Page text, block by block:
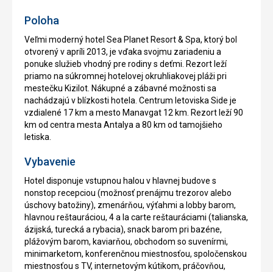
Poloha
Veľmi moderný hotel Sea Planet Resort & Spa, ktorý bol
otvorený v apríli 2013, je vďaka svojmu zariadeniu a
ponuke služieb vhodný pre rodiny s deťmi. Rezort leží
priamo na súkromnej hotelovej okruhliakovej pláži pri
mestečku Kizilot. Nákupné a zábavné možnosti sa
nachádzajú v blízkosti hotela. Centrum letoviska Side je
vzdialené 17 km a mesto Manavgat 12 km. Rezort leží 90
km od centra mesta Antalya a 80 km od tamojšieho
letiska.
Vybavenie
Hotel disponuje vstupnou halou v hlavnej budove s
nonstop recepciou (možnosť prenájmu trezorov alebo
úschovy batožiny), zmenárňou, výťahmi a lobby barom,
hlavnou reštauráciou, 4 a la carte reštauráciami (talianska,
ázijská, turecká a rybacia), snack barom pri bazéne,
plážovým barom, kaviarňou, obchodom so suvenírmi,
minimarketom, konferenčnou miestnosťou, spoločenskou
miestnosťou s TV, internetovým kútikom, práčovňou,